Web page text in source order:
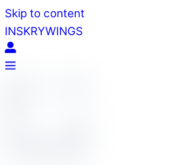
Skip to content
INSKRYWINGS